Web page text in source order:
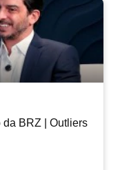
da BRZ | Outliers